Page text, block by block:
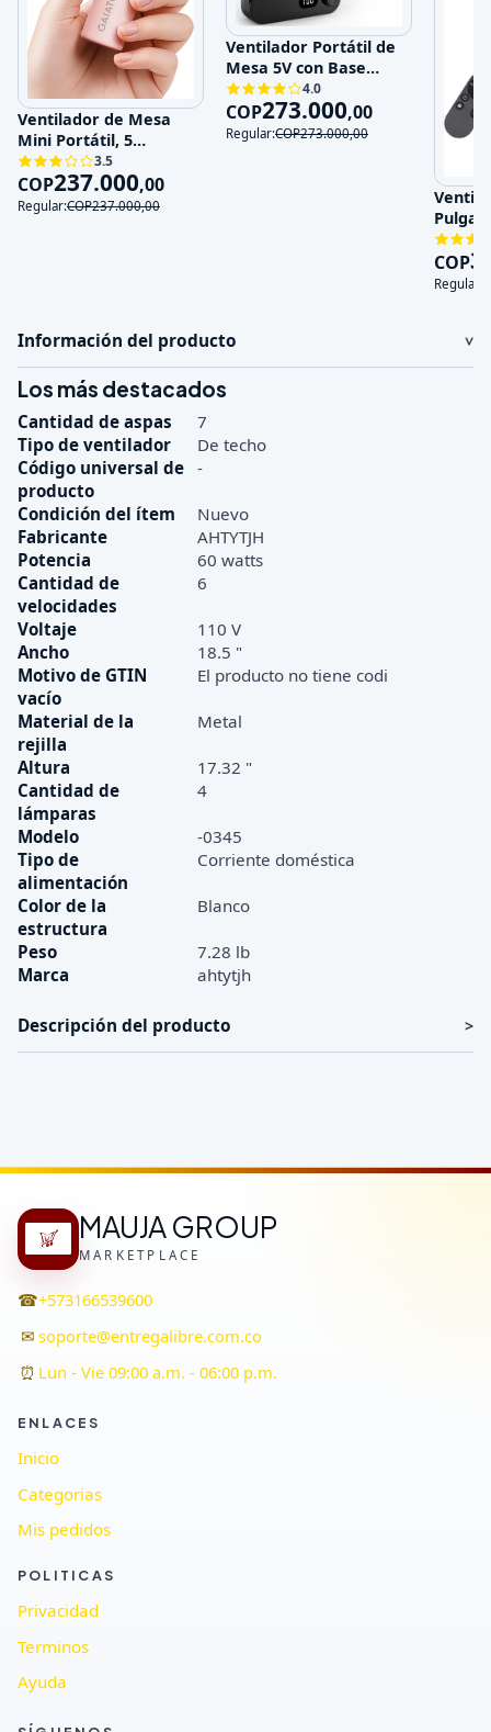
Ventilador de Mesa
Mini Portátil, 5
Velocidades, 5V,
Recargable
3.5
COP237.000,00
Regular:COP237.000,00
Ventilador Portátil de
Mesa 5V con Base
Magnética y 100
Velocidades
4.0
COP273.000,00
Regular:COP273.000,00
120V
COP
Regular:
Información del producto
Los más destacados
Cantidad de aspas
7
Tipo de ventilador
De techo
Código universal de
producto
-
Condición del ítem
Nuevo
Fabricante
AHTYTJH
Potencia
60 watts
Cantidad de
velocidades
6
Voltaje
110 V
Ancho
18.5 "
Motivo de GTIN
vacío
El producto no tiene codi
Material de la
rejilla
Metal
Altura
17.32 "
Cantidad de
lámparas
4
Modelo
-0345
Tipo de
alimentación
Corriente doméstica
Color de la
estructura
Blanco
Peso
7.28 lb
Marca
ahtytjh
Descripción del producto
MAUJA GROUP
MARKETPLACE
☎+573166539600
✉ soporte@entregalibre.com.co
⏰ Lun - Vie 09:00 a.m. - 06:00 p.m.
ENLACES
Inicio
Categorias
Mis pedidos
POLITICAS
Privacidad
Terminos
Ayuda